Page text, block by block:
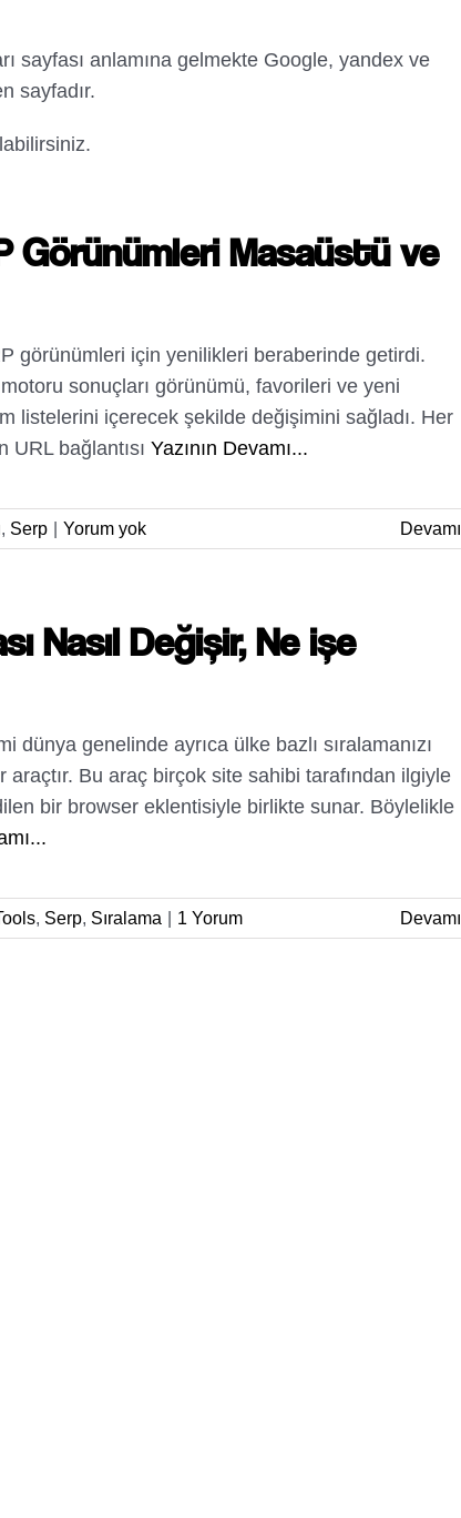
sayfası anlamına gelmekte Google, yandex ve
sayfadır.
Görünümleri Masaüstü ve
görünümleri için yenilikleri beraberinde getirdi.
sonuçları görünümü, favorileri ve yeni
listelerini içerecek şekilde değişimini sağladı. Her
URL bağlantısı Yazının Devamı...
, Serp Yorum yok Devamı
Nasıl Değişir, Ne işe
dünya genelinde ayrıca ülke bazlı sıralamanızı
araçtır. Bu araç birçok site sahibi tarafından ilgiyle
bir browser eklentisiyle birlikte sunar. Böylelikle
, Serp, Sıralama 1 Yorum Devamı